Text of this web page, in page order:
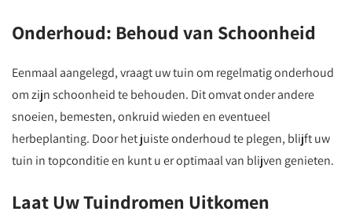
Onderhoud: Behoud van Schoonheid
Eenmaal aangelegd, vraagt uw tuin om regelmatig onderhoud
om zijn schoonheid te behouden. Dit omvat onder andere
snoeien, bemesten, onkruid wieden en eventueel
herbeplanting. Door het juiste onderhoud te plegen, blijft uw
tuin in topconditie en kunt u er optimaal van blijven genieten.
Laat Uw Tuindromen Uitkomen